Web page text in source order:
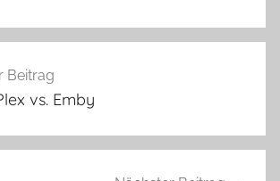
Beitrag
vs. Emby